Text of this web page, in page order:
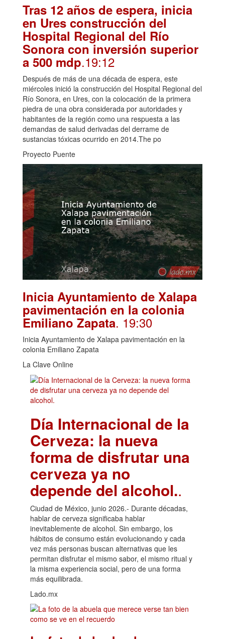
Tras 12 años de espera, inicia
en Ures construcción del
Hospital Regional del Río
Sonora con inversión superior
a 500 mdp.19:12
Después de más de una década de espera, este
miércoles inició la construcción del Hospital Regional del
Río Sonora, en Ures, con la colocación de la primera
piedra de una obra considerada por autoridades y
habitantes de la región como una respuesta a las
demandas de salud derivadas del derrame de
sustancias tóxicas ocurrido en 2014.The po
Proyecto Puente
Inicia Ayuntamiento de Xalapa
pavimentación en la colonia
Emiliano Zapata. 19:30
Inicia Ayuntamiento de Xalapa pavimentación en la
colonia Emiliano Zapata
La Clave Online
Día Internacional de la
Cerveza: la nueva
forma de disfrutar una
cerveza ya no
depende del alcohol..
Ciudad de México, junio 2026.- Durante décadas,
hablar de cerveza significaba hablar
inevitablemente de alcohol. Sin embargo, los
hábitos de consumo están evolucionando y cada
vez más personas buscan alternativas que les
permitan disfrutar el mismo sabor, el mismo ritual y
la misma experiencia social, pero de una forma
más equilibrada.
Lado.mx